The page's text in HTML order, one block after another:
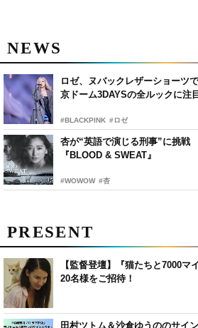
NEWS
ロゼ、ヌバックレザーショー
京ドーム3DAYSの全ルックに注目
#BLACKPINK #ロゼ
杏が“英語で演じる刑事”に挑
『BLOOD & SWEAT』
#WOWOW #杏
PRESENT
【監督登壇】『猫たちと7000マ
20名様をご招待！
田村ツトム＆沙倉ゆうののサイ